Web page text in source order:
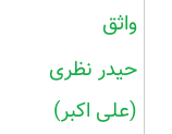
واثق
حیدر نظری
(علی اکبر)